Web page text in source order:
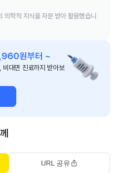
의학적 지식을 자문 받아 활용했습니
원부터 ~
비대면 진료까지 받아보
URL 공유